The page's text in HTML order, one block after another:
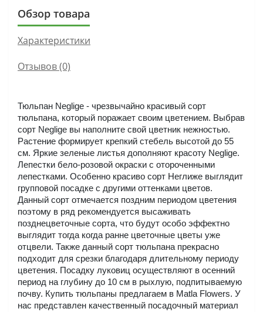
Обзор товара
Характеристики
Отзывов (0)
Тюльпан Neglige - чрезвычайно красивый сорт
тюльпана, который поражает своим цветением. Выбрав
сорт Neglige вы наполните свой цветник нежностью.
Растение формирует крепкий стебель высотой до 55
см. Яркие зеленые листья дополняют красоту Neglige.
Лепестки бело-розовой окраски с отороченными
лепестками. Особенно красиво сорт Неглиже выглядит
групповой посадке с другими оттенками цветов.
Данный сорт отмечается поздним периодом цветения
поэтому в ряд рекомендуется высаживать
позднецветочные сорта, что будут особо эффектно
выглядит тогда когда ранне цветочные цветы уже
отцвели. Также данный сорт тюльпана прекрасно
подходит для срезки благодаря длительному периоду
цветения. Посадку луковиц осуществляют в осенний
период на глубину до 10 см в рыхлую, подпитываемую
почву. Купить тюльпаны предлагаем в Matla Flowers. У
нас представлен качественный посадочный материал